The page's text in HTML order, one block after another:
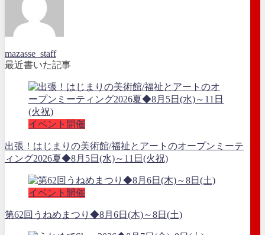
mazasse_staff
最近書いた記事
イベント開催
出張！はじまりの美術館/福祉とアートのオープンミーテ
ィング2026夏◆8月5日(水)～11日(火祝)
イベント開催
第62回うねめまつり◆8月6日(木)～8日(土)